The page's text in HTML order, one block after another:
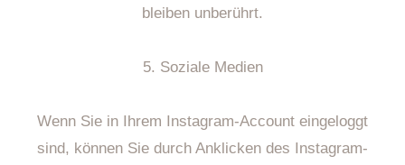
bleiben unberührt.
5. Soziale Medien
Wenn Sie in Ihrem Instagram-Account eingeloggt
sind, können Sie durch Anklicken des Instagram-